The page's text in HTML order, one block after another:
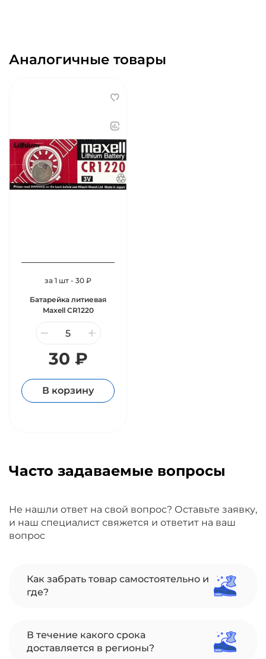
Аналогичные товары
за 1 шт - 30 ₽
Батарейка литиевая
Maxell CR1220
30 ₽
В корзину
Часто задаваемые вопросы
Не нашли ответ на свой вопрос? Оставьте заявку,
и наш специалист свяжется и ответит на ваш
вопрос
Как забрать товар самостоятельно и
где?
В течение какого срока
доставляется в регионы?